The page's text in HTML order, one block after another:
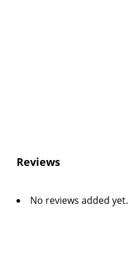
Reviews
No reviews added yet.